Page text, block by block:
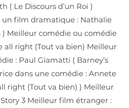
( Le Discours d’un Roi )
un film dramatique : Nathalie
Meilleur comédie ou comédie
all right (Tout va bien) Meilleur
: Paul Giamatti ( Barney’s
dans une comédie : Annete
right (Tout va bien) ) Meilleur
3 Meilleur film étranger :